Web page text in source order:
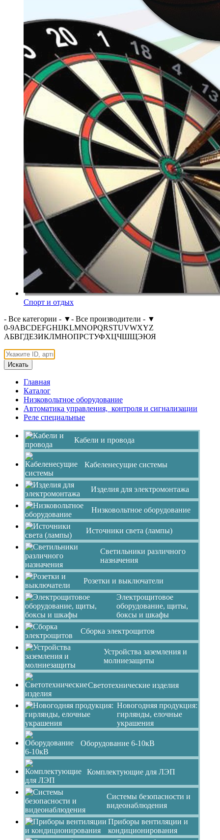
Спорт и отдых
- Все категории - ▼- Все производители - ▼
0-9ABCDEFGHIJKLMNOPQRSTUVWXYZ
АБВГДЕЗИКЛМНОПРСТУФХЦЧШЩЭЮЯ
Искать
Главная
Каталог
Низковольтное оборудование
Автоматика управления, контроля и сигнализации
Реле специальные
Кабели и провода
Кабеленесущие системы
Изделия для электромонтажа
Низковольтное оборудование
Источники света (лампы)
Светильники различного
назначения
Розетки и выключатели
Электрощитовое
оборудование, щиты,
боксы и шкафы
Сборка электрощитов
Устройства заземления и
молниезащиты
Светотехнические изделия
Новогодняя продукция:
гирлянды, елочные
украшения
Оборудование 6-10кВ
Комплектующие для ЛЭП
Системы безопасности и
видеонаблюдения
Приборы вентиляции и
кондиционирования